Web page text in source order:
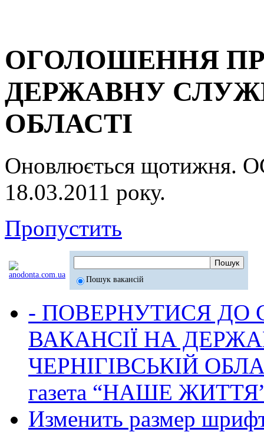
ОГОЛОШЕННЯ
ДЕРЖАВНУ
ОБЛАСТІ
Оновлюється
18.03.2011 року.
Пропустить
Пошук вакансій
- ПОВЕРНУТИСЯ ДО
ВАКАНСІЇ НА
ЧЕРНІГІВСЬКІЙ
газета “НАШЕ
Изменить размер